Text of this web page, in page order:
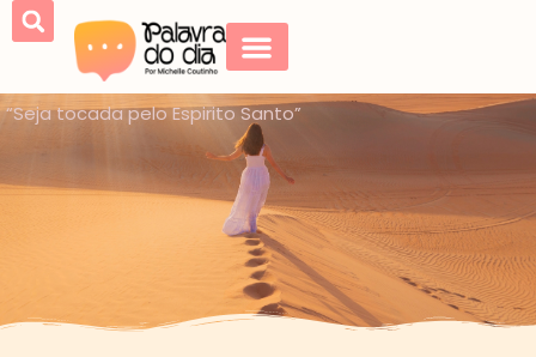
“Seja tocada pelo Espirito Santo”